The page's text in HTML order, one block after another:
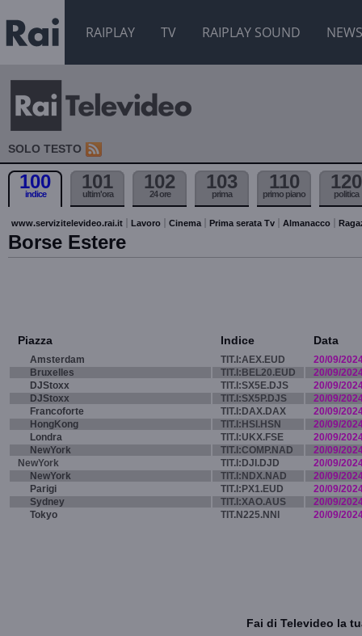
RAIPLAY TV RAIPLAY SOUND NEWS
SOLO TESTO
100
indice
101
ultim'ora
102
24 ore
103
prima
110
primo piano
120
politica
www.servizitelevideo.rai.it Lavoro Cinema Prima serata Tv Almanacco
Borse Estere
Piazza Indice Data
Amsterdam TIT.I:AEX.EUD
20/09/
Bruxelles
TIT.I:BEL20.EUD
20/09/
DJStoxx
TIT.I:SX5E.DJS
20/09/
DJStoxx
TIT.I:SX5P.DJS
20/09/
Francoforte
TIT.I:DAX.DAX
20/09/
HongKong
TIT.I:HSI.HSN
20/09/
Londra
TIT.I:UKX.FSE
20/09/
NewYork
TIT.I:COMP.NAD
20/09/
NewYork
TIT.I:DJI.DJD
20/09/
NewYork
TIT.I:NDX.NAD
20/09/
Parigi
TIT.I:PX1.EUD
20/09/
Sydney
TIT.I:XAO.AUS
20/09/
Tokyo
TIT.N225.NNI 20/09/
Fai di Televideo la